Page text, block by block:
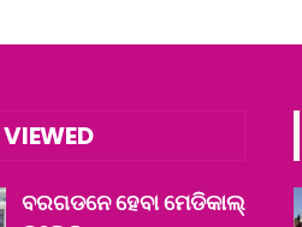
ବରଗଡନେ ହେବା ମେଡିକାଲ୍